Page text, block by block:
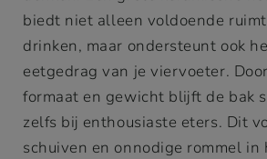
biedt niet alleen voldoende
drinken, maar ondersteunt ook
eetgedrag van je viervoeter.
formaat en gewicht blijft de bak
zelfs bij enthousiaste eters. Dit
schuiven en onnodige rommel in